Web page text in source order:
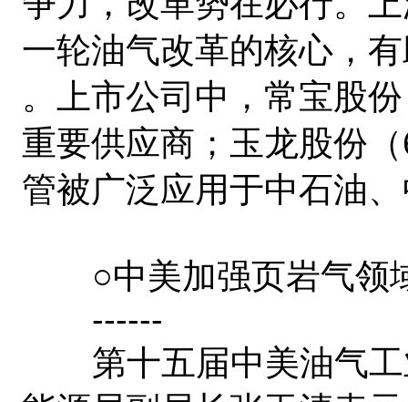
一轮油气改革的核心，
。上市公司中，常宝股
重要供应商；玉龙股份
管被广泛应用于中石油
○中美加强页岩气领
------
第十五届中美油气工